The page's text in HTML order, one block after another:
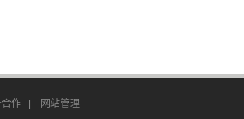
合作
网站管理